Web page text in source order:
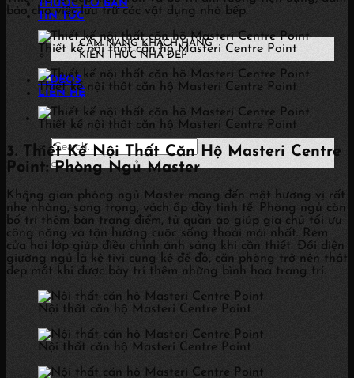
THƯỚC LỖ BAN
TIN TỨC
CẨM NANG KHÁCH HÀNG
KIẾN THỨC NHÀ ĐẸP
VIDEOS
LIÊN HỆ
bảo cho việc lưu trữ các vật dụng nhà bếp.
Thiết kế nội thất căn hộ Masteri Centre Point
Thiết kế nội thất căn hộ Masteri Centre Point
Thiết kế nội thất căn hộ Masteri Centre Point
3. Thiết Kế Nội Thất Căn Hộ Masteri Centre
Point: Phòng Ngủ Master
Không gian phòng ngủ Master mang đến một hương vị rất
nhẹ nhàng, sang trọng, vách ốp đầy tinh tế. Phòng ngủ còn
bố trí thêm bàn trang điểm, tủ quần áo giúp gia chủ tối ưu
công năng và tận hưởng cuộc sống thoải mái nhất. Rèm
cửa hai lớp giúp điều chỉnh ánh sáng khi cần thiết. Đối diện
giường ngủ là kệ tivi cùng kệ để đồ, căn phòng trở nên thật
đẹp mắt khi được bày trí thêm những bình hoa trang trí.
Nội thất căn hộ Masteri Centre Point
Nội thất căn hộ Masteri Centre Point